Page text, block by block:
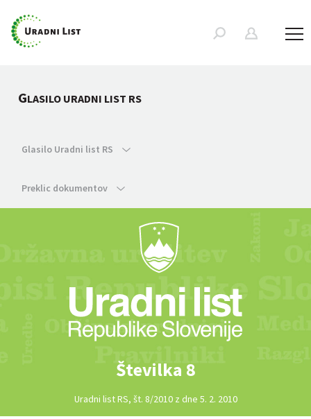
GLASILO URADNI LIST RS
Glasilo Uradni list RS
Preklic dokumentov
Številka 8
Uradni list RS, št. 8/2010 z dne 5. 2. 2010